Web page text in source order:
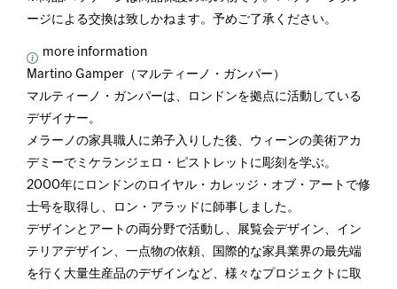
ージによる交換は致しかねます。予めご了承ください。
more information
Martino Gamper（マルティーノ・ガンパー）
マルティーノ・ガンパーは、ロンドンを拠点に活動している
デザイナー。
メラーノの家具職人に弟子入りした後、ウィーンの美術アカ
デミーでミケランジェロ・ピストレットに彫刻を学ぶ。
2000年にロンドンのロイヤル・カレッジ・オブ・アートで修
士号を取得し、ロン・アラッドに師事しました。
デザインとアートの両分野で活動し、展覧会デザイン、イン
テリアデザイン、一点物の依頼、国際的な家具業界の最先端
を行く大量生産品のデザインなど、様々なプロジェクトに取